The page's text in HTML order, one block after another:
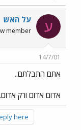
ע על האש
member
14/7/01
אתם התבלתם..
אדום אדום ורק
here.